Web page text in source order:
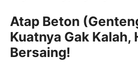
Atap Beton
Kuatnya Gak Kalah,
Bersaing!